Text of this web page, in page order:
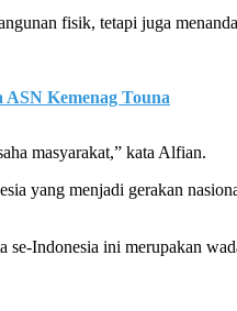
fisik, tetapi juga
Kemenag Touna
masyarakat,” kata Alfian.
yang menjadi gerakan
Indonesia ini merupakan